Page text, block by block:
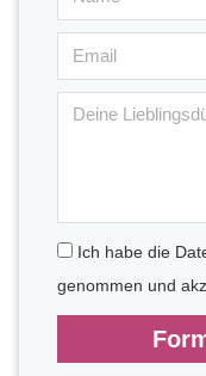
Ich habe die
genommen und